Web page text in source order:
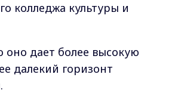
колледжа культуры и
оно дает более высокую
далекий горизонт